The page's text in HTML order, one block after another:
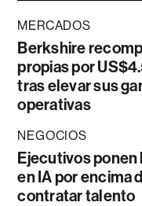
MERCADOS
Berkshire
propias por
tras elevar sus
operativas
NEGOCIOS
Ejecutivos ponen
en IA por encima
contratar talento